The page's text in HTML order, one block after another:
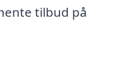
tilbud på